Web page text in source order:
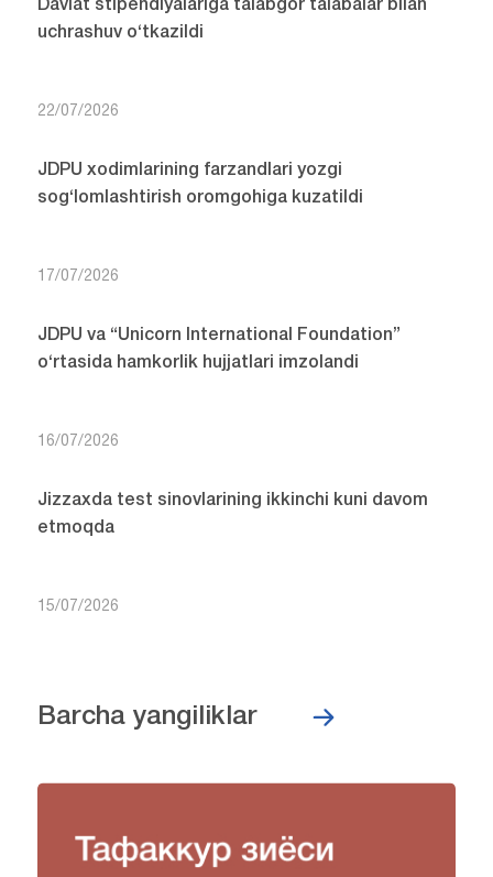
Davlat stipendiyalariga talabgor talabalar bilan
uchrashuv o‘tkazildi
22/07/2026
JDPU xodimlarining farzandlari yozgi
sog‘lomlashtirish oromgohiga kuzatildi
17/07/2026
JDPU va “Unicorn International Foundation”
o‘rtasida hamkorlik hujjatlari imzolandi
16/07/2026
Jizzaxda test sinovlarining ikkinchi kuni davom
etmoqda
15/07/2026
Barcha yangiliklar